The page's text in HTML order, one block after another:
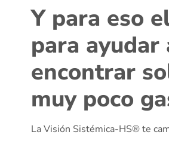
Y para eso
para
encontrar
muy poco
La Visión Sistémica-HS® te